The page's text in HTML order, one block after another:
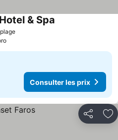
Consulter les prix
& Spa
Consulter les prix
Partager